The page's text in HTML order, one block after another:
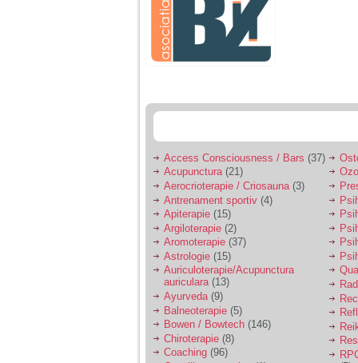
o palma sau pedepse.
De 4 ani am o relatie
serioasa cu un barbat
sa se manifeste o
Ma aflu aici pentru ca
vreau sa stiu daca am
nevoie de un psiholog
sau psihiatru.
Sunt casatorita, am
31 de ani si un copil in
varsta de 2 ani care
mi-e lumina ochilor.
De ceva timp simt ca
mi s-a adunat
oboseala, o oboseala
cronica de care nu pot
scapa si simt ca din
Access Consciousness / Bars (37)
Acupunctura(21)
Aerocrioterapie / Criosauna (3)
Antrenament sportiv (4)
Apiterapie (15)
Argiloterapie (2)
Aromoterapie (37)
Astrologie (15)
Auriculoterapie/Acupunctura
auriculara(13)
Ayurveda(9)
Balneoterapie (5)
Bowen / Bowtech (146)
Chiroterapie (8)
Coaching (96)